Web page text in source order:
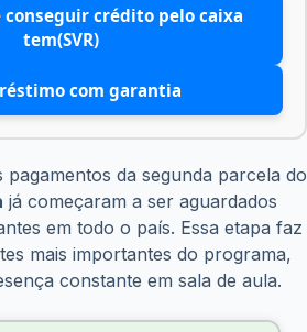
conseguir crédito pelo caixa
tem(SVR)
com garantia
pagamentos da segunda parcela do
já começaram a ser aguardados
em todo o país. Essa etapa faz
mais importantes do programa,
constante em sala de aula.